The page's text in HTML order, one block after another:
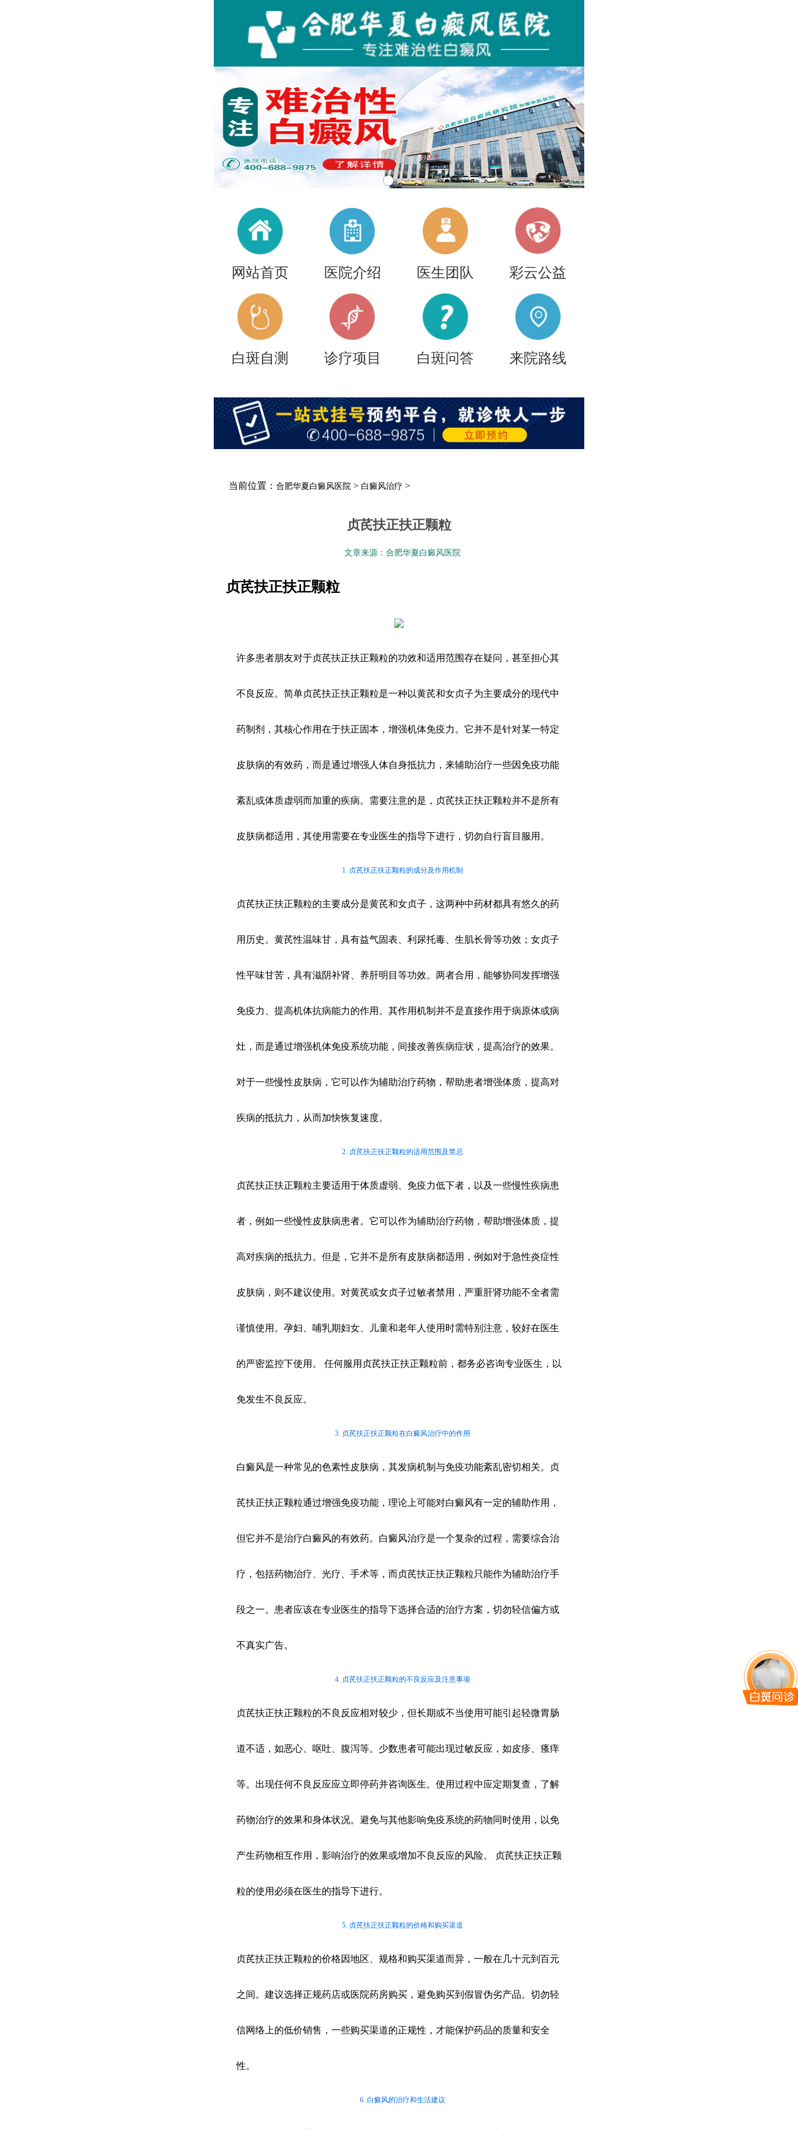
网站首页 医院介绍 医生团队 彩云公益
白斑自测 诊疗项目 白斑问答 来院路线
当前位置： 合肥华夏白癜风医院 > 白癜风治疗 >
贞芪扶正扶正颗粒
文章来源：合肥华夏白癜风医院
贞芪扶正扶正颗粒
许多患者朋友对于贞芪扶正扶正颗粒的功效和适用范围存在疑问，甚至担心其
不良反应。简单贞芪扶正扶正颗粒是一种以黄芪和女贞子为主要成分的现代中
药制剂，其核心作用在于扶正固本，增强机体免疫力。它并不是针对某一特定
皮肤病的有效药，而是通过增强人体自身抵抗力，来辅助治疗一些因免疫功能
紊乱或体质虚弱而加重的疾病。需要注意的是，贞芪扶正扶正颗粒并不是所有
皮肤病都适用，其使用需要在专业医生的指导下进行，切勿自行盲目服用。
1. 贞芪扶正扶正颗粒的成分及作用机制
贞芪扶正扶正颗粒的主要成分是黄芪和女贞子，这两种中药材都具有悠久的药
用历史。黄芪性温味甘，具有益气固表、利尿托毒、生肌长骨等功效；女贞子
性平味甘苦，具有滋阴补肾、养肝明目等功效。两者合用，能够协同发挥增强
免疫力、提高机体抗病能力的作用。其作用机制并不是直接作用于病原体或病
灶，而是通过增强机体免疫系统功能，间接改善疾病症状，提高治疗的效果。
对于一些慢性皮肤病，它可以作为辅助治疗药物，帮助患者增强体质，提高对
疾病的抵抗力，从而加快恢复速度。
2. 贞芪扶正扶正颗粒的适用范围及禁忌
贞芪扶正扶正颗粒主要适用于体质虚弱、免疫力低下者，以及一些慢性疾病患
者，例如一些慢性皮肤病患者。它可以作为辅助治疗药物，帮助增强体质，提
高对疾病的抵抗力。但是，它并不是所有皮肤病都适用，例如对于急性炎症性
皮肤病，则不建议使用。对黄芪或女贞子过敏者禁用，严重肝肾功能不全者需
谨慎使用。孕妇、哺乳期妇女、儿童和老年人使用时需特别注意，较好在医生
的严密监控下使用。 任何服用贞芪扶正扶正颗粒前，都务必咨询专业医生，以
免发生不良反应。
3. 贞芪扶正扶正颗粒在白癜风治疗中的作用
白癜风是一种常见的色素性皮肤病，其发病机制与免疫功能紊乱密切相关。贞
芪扶正扶正颗粒通过增强免疫功能，理论上可能对白癜风有一定的辅助作用，
但它并不是治疗白癜风的有效药。白癜风治疗是一个复杂的过程，需要综合治
疗，包括药物治疗、光疗、手术等，而贞芪扶正扶正颗粒只能作为辅助治疗手
段之一。患者应该在专业医生的指导下选择合适的治疗方案，切勿轻信偏方或
不真实广告。
4. 贞芪扶正扶正颗粒的不良反应及注意事项
贞芪扶正扶正颗粒的不良反应相对较少，但长期或不当使用可能引起轻微胃肠
道不适，如恶心、呕吐、腹泻等。少数患者可能出现过敏反应，如皮疹、瘙痒
等。出现任何不良反应应立即停药并咨询医生。使用过程中应定期复查，了解
药物治疗的效果和身体状况。避免与其他影响免疫系统的药物同时使用，以免
产生药物相互作用，影响治疗的效果或增加不良反应的风险。 贞芪扶正扶正颗
粒的使用必须在医生的指导下进行。
5. 贞芪扶正扶正颗粒的价格和购买渠道
贞芪扶正扶正颗粒的价格因地区、规格和购买渠道而异，一般在几十元到百元
之间。建议选择正规药店或医院药房购买，避免购买到假冒伪劣产品。切勿轻
信网络上的低价销售，一些购买渠道的正规性，才能保护药品的质量和安全
性。
6. 白癜风的治疗和生活建议